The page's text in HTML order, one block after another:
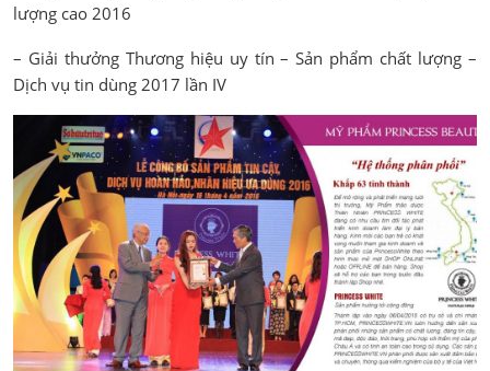
lượng cao 2016
– Giải thưởng Thương hiệu uy tín – Sản phẩm chất lượng –
Dịch vụ tin dùng 2017 lần IV